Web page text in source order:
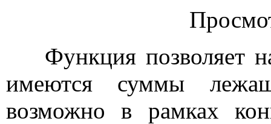
Функция позволяет
имеются суммы
возможно в рамках